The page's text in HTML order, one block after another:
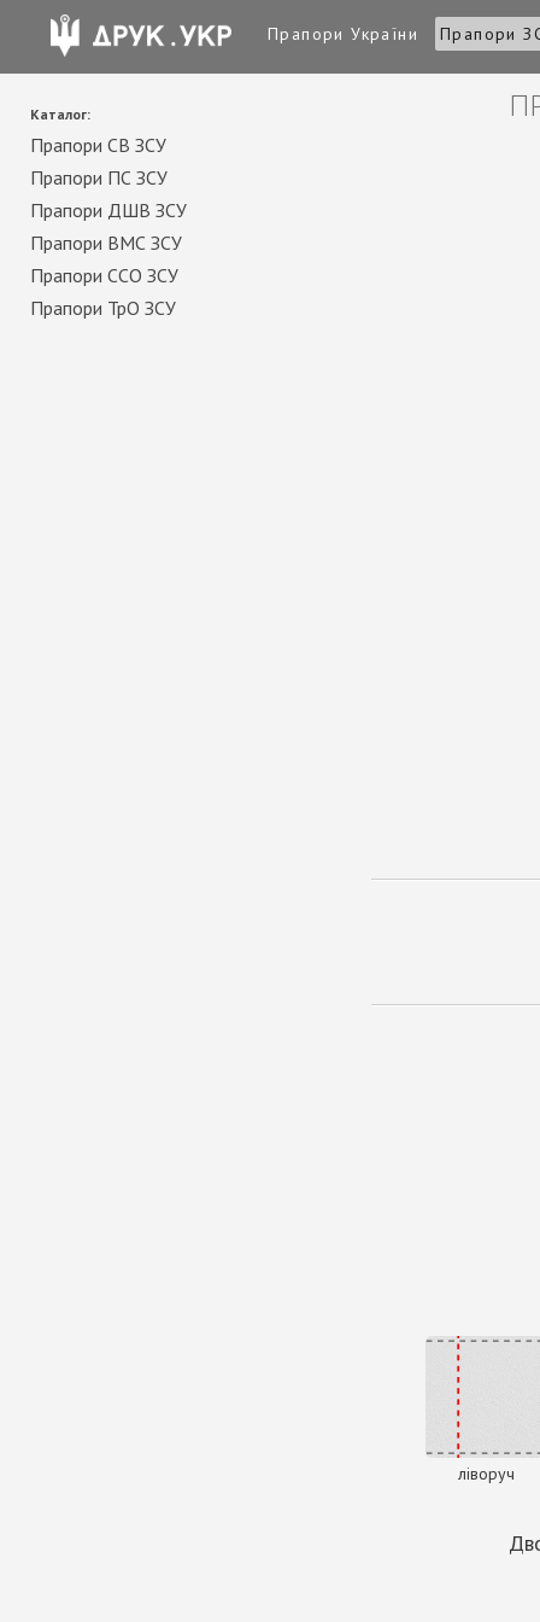
Прапори України Прапори
ліворуч
Каталог:
Прапори СВ ЗСУ
Прапори ПС ЗСУ
Прапори ДШВ ЗСУ
Прапори ВМС ЗСУ
Прапори ССО ЗСУ
Прапори ТрО ЗСУ